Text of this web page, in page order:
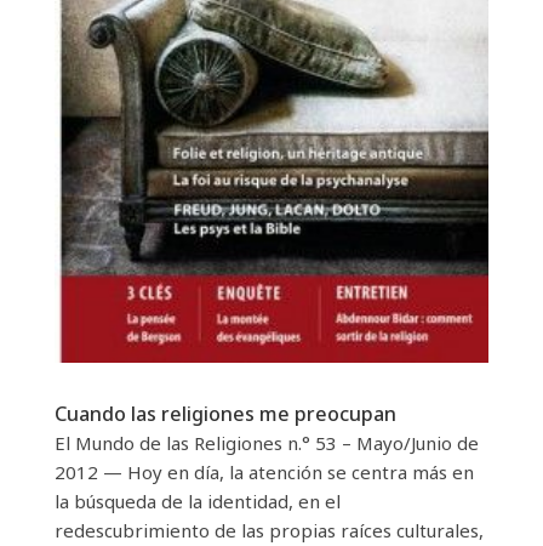
Cuando las religiones me preocupan
El Mundo de las Religiones n.° 53 – Mayo/Junio ​​de
2012 — Hoy en día, la atención se centra más en
la búsqueda de la identidad, en el
redescubrimiento de las propias raíces culturales,